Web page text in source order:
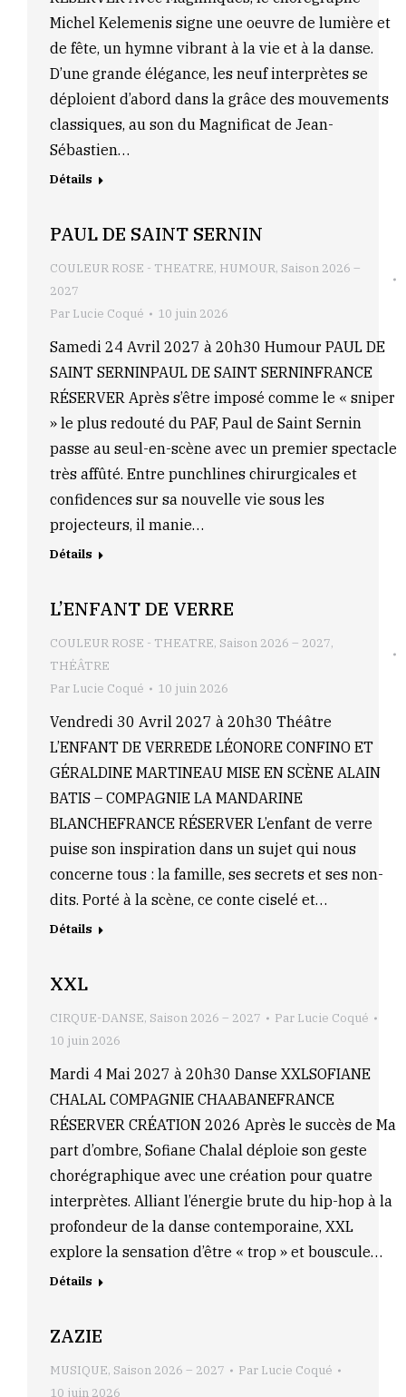
Michel Kelemenis signe une oeuvre de lumière et
de fête, un hymne vibrant à la vie et à la danse.
D’une grande élégance, les neuf interprètes se
déploient d’abord dans la grâce des mouvements
classiques, au son du Magnificat de Jean-
Sébastien…
Détails
PAUL DE SAINT SERNIN
COULEUR ROSE - THEATRE, HUMOUR, Saison 2026 –
2027
Par Lucie Coqué 10 juin 2026
Samedi 24 Avril 2027 à 20h30 Humour PAUL DE
SAINT SERNINPAUL DE SAINT SERNINFRANCE
RÉSERVER Après s’être imposé comme le « sniper
» le plus redouté du PAF, Paul de Saint Sernin
passe au seul-en-scène avec un premier spectacle
très affûté. Entre punchlines chirurgicales et
confidences sur sa nouvelle vie sous les
projecteurs, il manie…
Détails
L’ENFANT DE VERRE
COULEUR ROSE - THEATRE, Saison 2026 – 2027,
THÉÂTRE
Par Lucie Coqué 10 juin 2026
Vendredi 30 Avril 2027 à 20h30 Théâtre
L’ENFANT DE VERREDE LÉONORE CONFINO ET
GÉRALDINE MARTINEAU MISE EN SCÈNE ALAIN
BATIS – COMPAGNIE LA MANDARINE
BLANCHEFRANCE RÉSERVER L’enfant de verre
puise son inspiration dans un sujet qui nous
concerne tous : la famille, ses secrets et ses non-
dits. Porté à la scène, ce conte ciselé et…
Détails
XXL
CIRQUE-DANSE, Saison 2026 – 2027 Par Lucie Coqué
10 juin 2026
Mardi 4 Mai 2027 à 20h30 Danse XXLSOFIANE
CHALAL COMPAGNIE CHAABANEFRANCE
RÉSERVER CRÉATION 2026 Après le succès de Ma
part d’ombre, Sofiane Chalal déploie son geste
chorégraphique avec une création pour quatre
interprètes. Alliant l’énergie brute du hip-hop à la
profondeur de la danse contemporaine, XXL
explore la sensation d’être « trop » et bouscule…
Détails
ZAZIE
MUSIQUE, Saison 2026 – 2027 Par Lucie Coqué
10 juin 2026